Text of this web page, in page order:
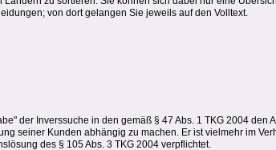
von dort gelangen Sie jeweils auf den Volltext.
der Inverssuche in den gemäß § 47 Abs. 1 TKG 2004 den
seiner Kunden abhängig zu machen. Er ist vielmehr im
des § 105 Abs. 3 TKG 2004 verpflichtet.